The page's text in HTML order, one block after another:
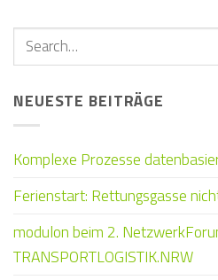
NEUESTE BEITRÄGE
Komplexe Prozesse
Ferienstart: Rettungsgasse
modulon beim 2.
TRANSPORTLOGISTIK.NRW